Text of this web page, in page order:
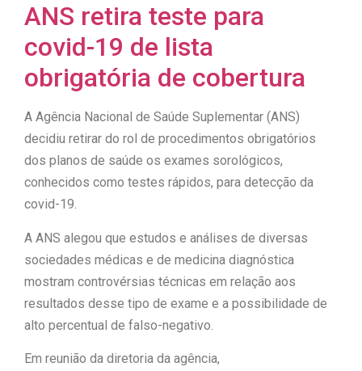
ANS retira teste para
covid-19 de lista
obrigatória de cobertura
A Agência Nacional de Saúde Suplementar (ANS)
decidiu retirar do rol de procedimentos obrigatórios
dos planos de saúde os exames sorológicos,
conhecidos como testes rápidos, para detecção da
covid-19.
A ANS alegou que estudos e análises de diversas
sociedades médicas e de medicina diagnóstica
mostram controvérsias técnicas em relação aos
resultados desse tipo de exame e a possibilidade de
alto percentual de falso-negativo.
Em reunião da diretoria da agência,